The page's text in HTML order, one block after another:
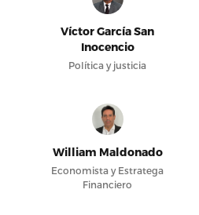
Víctor García San
Inocencio
Política y justicia
William Maldonado
Economista y Estratega
Financiero